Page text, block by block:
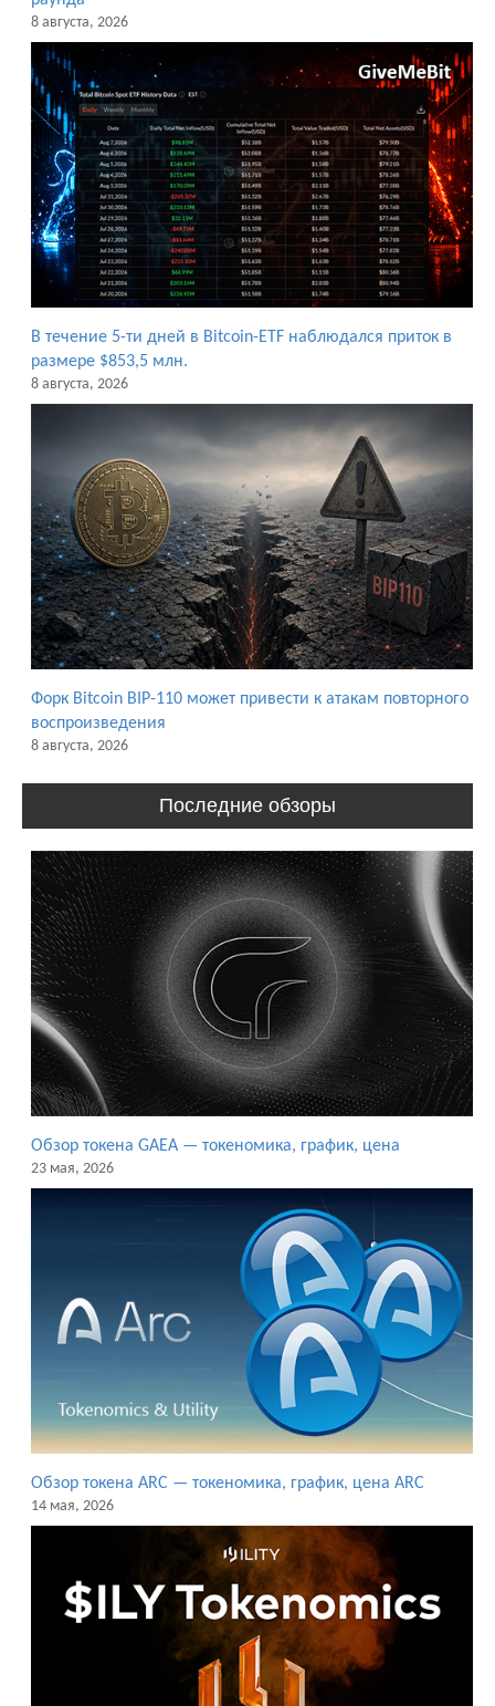
8 августа, 2026
В течение 5-ти дней в Bitcoin-ETF наблюдался приток в
размере $853,5 млн.
8 августа, 2026
Форк Bitcoin BIP-110 может привести к атакам повторного
воспроизведения
8 августа, 2026
Последние обзоры
Обзор токена GAEA — токеномика, график, цена
23 мая, 2026
Обзор токена ARC — токеномика, график, цена ARC
14 мая, 2026